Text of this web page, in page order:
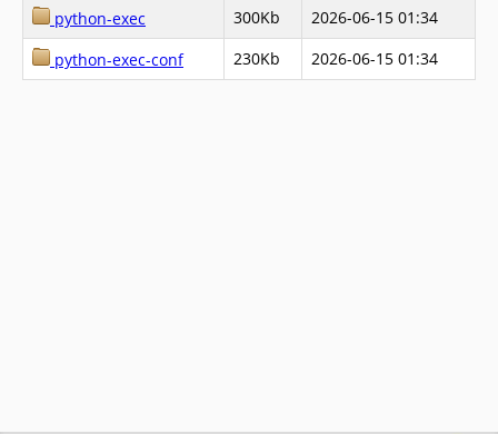
python-exec
300Kb
2026-06-15 01:34
python-exec-conf
230Kb 2026-06-15 01:34